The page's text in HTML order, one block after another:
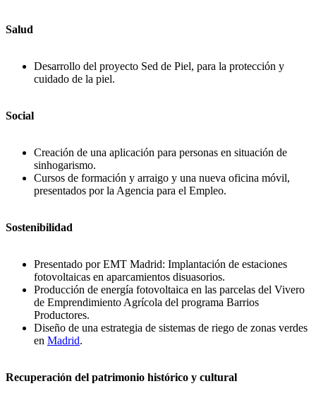
Salud
Desarrollo del proyecto Sed de Piel, para la protección y
cuidado de la piel.
Social
Creación de una aplicación para personas en situación de
sinhogarismo.
Cursos de formación y arraigo y una nueva oficina móvil,
presentados por la Agencia para el Empleo.
Sostenibilidad
Presentado por EMT Madrid: Implantación de estaciones
fotovoltaicas en aparcamientos disuasorios.
Producción de energía fotovoltaica en las parcelas del Vivero
de Emprendimiento Agrícola del programa Barrios
Productores.
Diseño de una estrategia de sistemas de riego de zonas verdes
en Madrid.
Recuperación del patrimonio histórico y cultural